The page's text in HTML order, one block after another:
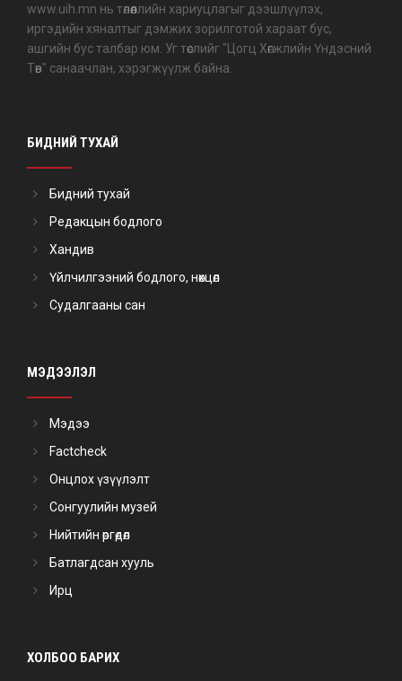
www.uih.mn нь төлөөллийн хариуцлагыг дээшлүүлэх,
иргэдийн хяналтыг дэмжих зорилготой хараат бус,
ашгийн бус талбар юм. Уг төслийг "Цогц Хөгжлийн Үндэсний
Төв" санаачлан, хэрэгжүүлж байна.
БИДНИЙ ТУХАЙ
Бидний тухай
Редакцын бодлого
Хандив
Үйлчилгээний бодлого, нөхцөл
Судалгааны сан
МЭДЭЭЛЭЛ
Мэдээ
Factcheck
Онцлох үзүүлэлт
Сонгуулийн музей
Нийтийн өргөдөл
Батлагдсан хууль
Ирц
ХОЛБОО БАРИХ